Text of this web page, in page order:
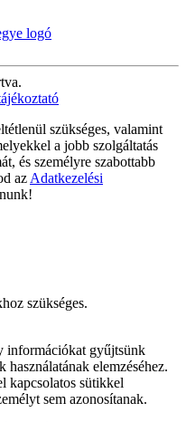
szükséges, valamint
a jobb szolgáltatás
és személyre szabottabb
az Adatkezelési
szükséges.
információkat gyűjtsünk
elemzéséhez.
kapcsolatos sütikkel
sem azonosítanak.